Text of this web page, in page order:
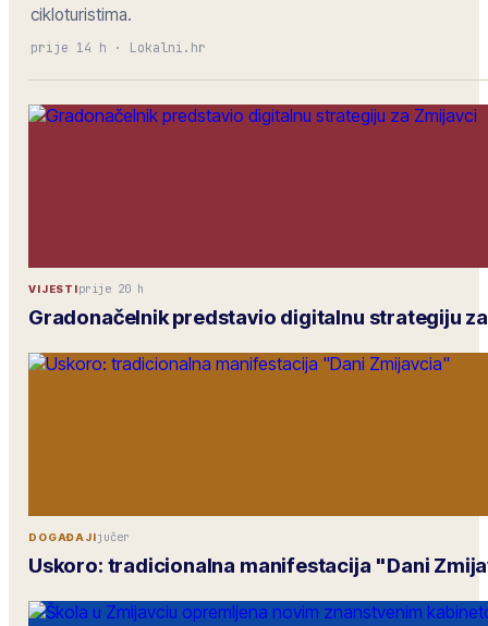
cikloturistima.
prije 14 h · Lokalni.hr
VIJESTIprije 20 h
Gradonačelnik predstavio digitalnu strategiju
DOGAĐAJIjučer
Uskoro: tradicionalna manifestacija "Dani